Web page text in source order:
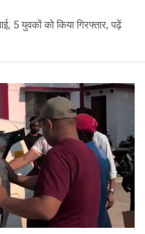
5 युवकों को किया गिरफ्तार, पढ़ें